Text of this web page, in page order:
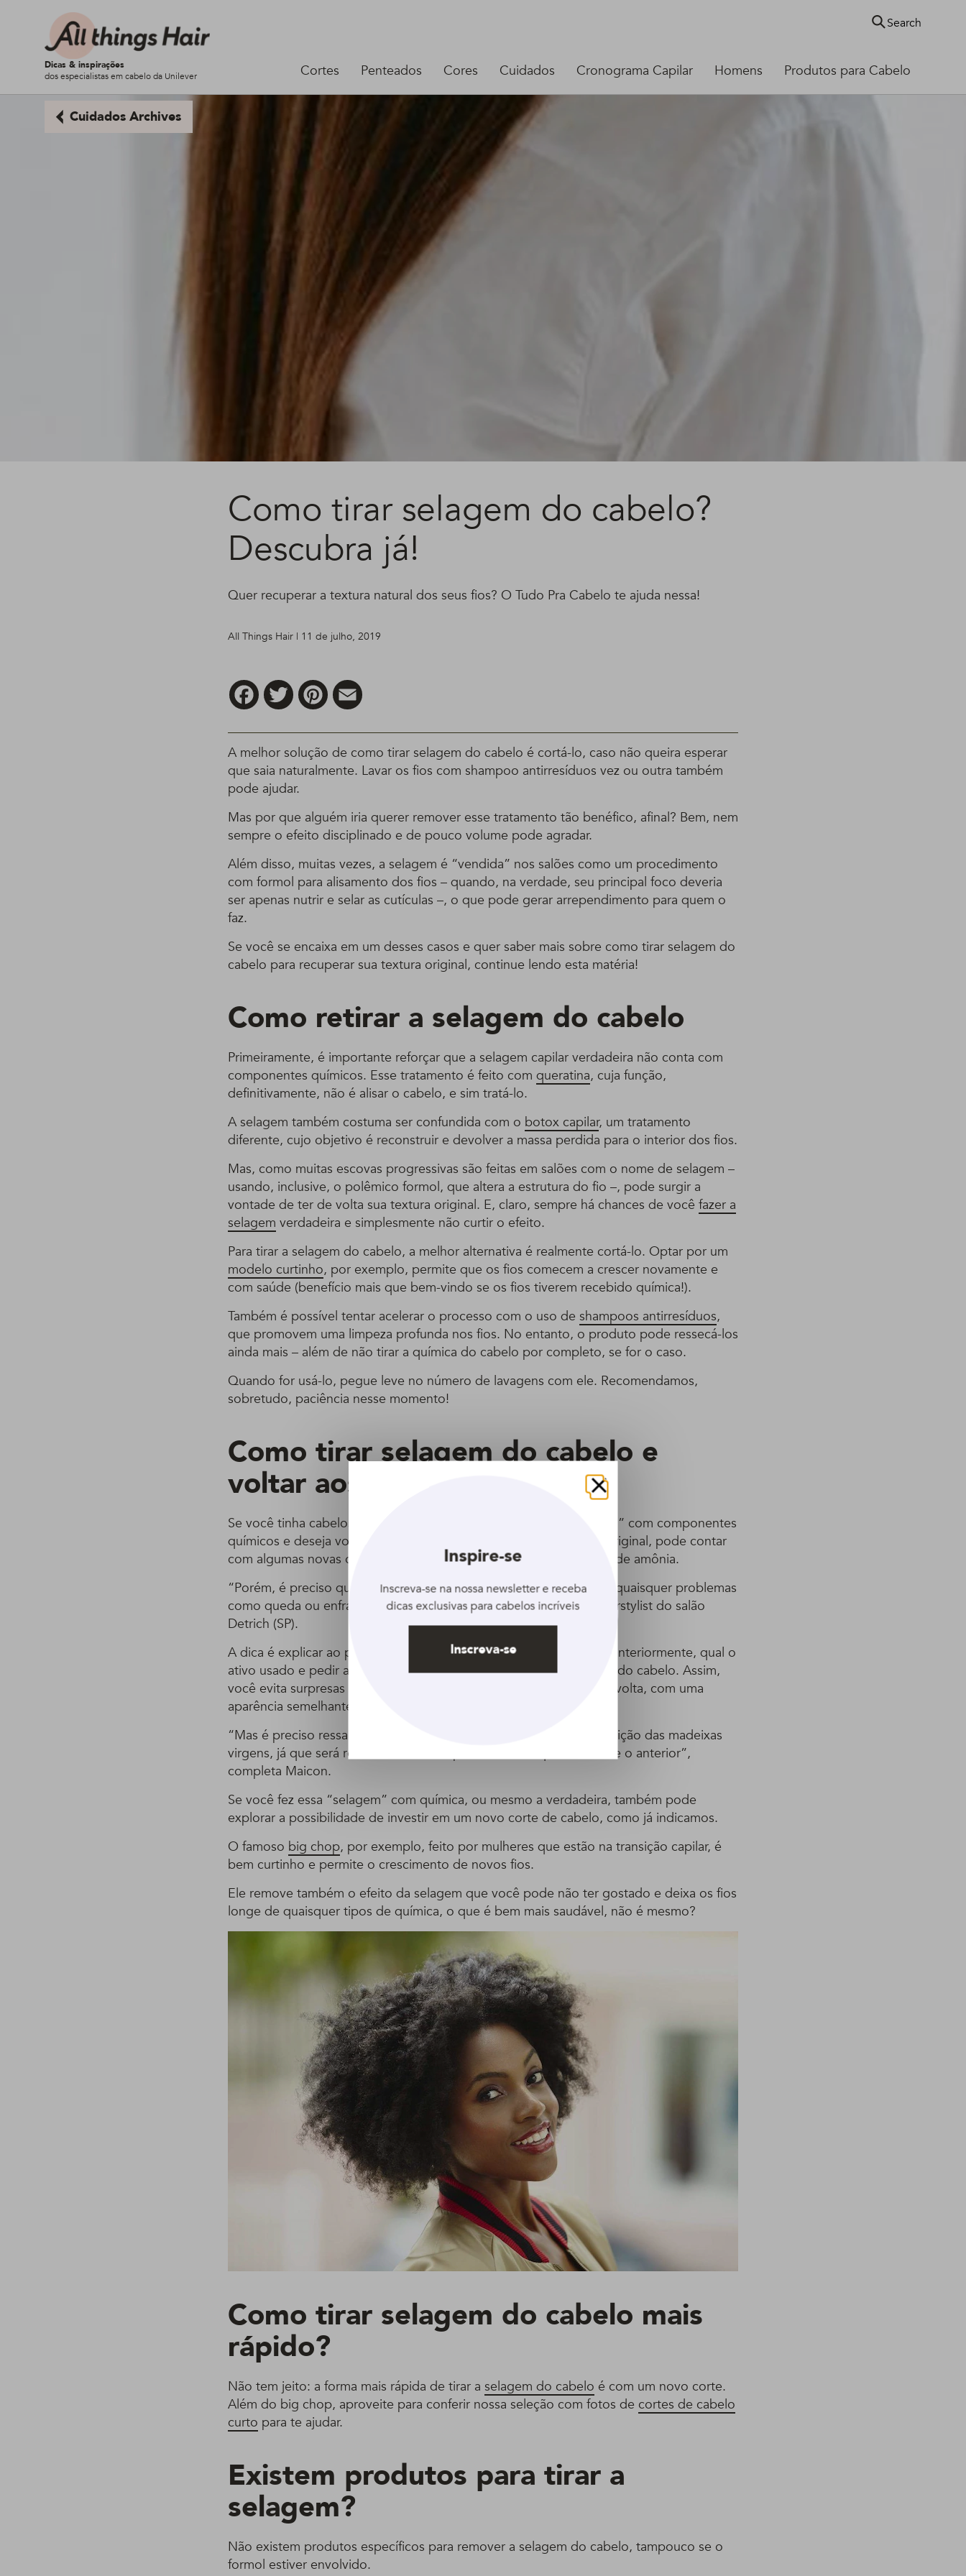
Dicas & inspirações
dos especialistas em cabelo da Unilever
Cortes Penteados Cores Cuidados Cronograma Capilar Homens Produtos para Cabelo
Search
Cuidados Archives
Como tirar selagem do cabelo?
Descubra já!
Quer recuperar a textura natural dos seus fios? O Tudo Pra Cabelo te ajuda nessa!
All Things Hair | 11 de julho, 2019
FacebookTwitter Pinterest
A melhor solução de como tirar selagem do cabelo é cortá-lo, caso não queira esperar
que saia naturalmente. Lavar os fios com shampoo antirresíduos vez ou outra também
pode ajudar.
Mas por que alguém iria querer remover esse tratamento tão benéfico, afinal? Bem, nem
sempre o efeito disciplinado e de pouco volume pode agradar.
Além disso, muitas vezes, a selagem é “vendida” nos salões como um procedimento
com formol para alisamento dos fios – quando, na verdade, seu principal foco deveria
ser apenas nutrir e selar as cutículas –, o que pode gerar arrependimento para quem o
faz.
Se você se encaixa em um desses casos e quer saber mais sobre como tirar selagem do
cabelo para recuperar sua textura original, continue lendo esta matéria!
Como retirar a selagem do cabelo
Primeiramente, é importante reforçar que a selagem capilar verdadeira não conta com
componentes químicos. Esse tratamento é feito com queratina, cuja função,
definitivamente, não é alisar o cabelo, e sim tratá-lo.
A selagem também costuma ser confundida com o botox capilar, um tratamento
diferente, cujo objetivo é reconstruir e devolver a massa perdida para o interior dos fios.
Mas, como muitas escovas progressivas são feitas em salões com o nome de selagem –
usando, inclusive, o polêmico formol, que altera a estrutura do fio –, pode surgir a
vontade de ter de volta sua textura original. E, claro, sempre há chances de você fazer a
selagem verdadeira e simplesmente não curtir o efeito.
Para tirar a selagem do cabelo, a melhor alternativa é realmente cortá-lo. Optar por um
modelo curtinho, por exemplo, permite que os fios comecem a crescer novamente e
com saúde (benefício mais que bem-vindo se os fios tiverem recebido química!).
Também é possível tentar acelerar o processo com o uso de shampoos antirresíduos,
que promovem uma limpeza profunda nos fios. No entanto, o produto pode ressecá-los
ainda mais – além de não tirar a química do cabelo por completo, se for o caso.
Quando for usá-lo, pegue leve no número de lavagens com ele. Recomendamos,
sobretudo, paciência nesse momento!
Como tirar selagem do cabelo e
voltar aos cachos?
Se você tinha cabelos encaracolados ou crespos, fez uma “selagem” com componentes
químicos e deseja voltar a desfilar com uma textura semelhante à original, pode contar
com algumas novas opções de procedimentos, geralmente à base de amônia.
“Porém, é preciso que haja compatibilidade de química para evitar quaisquer problemas
como queda ou enfraquecimento do fio”, alerta Maicon Arruda, hairstylist do salão
Detrich (SP).
A dica é explicar ao profissional o que você deseja, o que foi feito anteriormente, qual o
ativo usado e pedir a ele uma orientação sobre como tirar selagem do cabelo. Assim,
você evita surpresas desagradáveis e reconquista seus caracóis de volta, com uma
aparência semelhante à original.
“Mas é preciso ressaltar que esse ‘retorno’ não trará a mesma condição das madeixas
virgens, já que será realizado um novo procedimento químico sobre o anterior”,
completa Maicon.
Se você fez essa “selagem” com química, ou mesmo a verdadeira, também pode
explorar a possibilidade de investir em um novo corte de cabelo, como já indicamos.
O famoso big chop, por exemplo, feito por mulheres que estão na transição capilar, é
bem curtinho e permite o crescimento de novos fios.
Ele remove também o efeito da selagem que você pode não ter gostado e deixa os fios
longe de quaisquer tipos de química, o que é bem mais saudável, não é mesmo?
Como tirar selagem do cabelo mais
rápido?
Não tem jeito: a forma mais rápida de tirar a selagem do cabelo é com um novo corte.
Além do big chop, aproveite para conferir nossa seleção com fotos de cortes de cabelo
curto para te ajudar.
Existem produtos para tirar a
selagem?
Não existem produtos específicos para remover a selagem do cabelo, tampouco se o
formol estiver envolvido.
Fechar
Inspire-se
Inscreva-se na nossa newsletter e receba
dicas exclusivas para cabelos incríveis
Inscreva-se